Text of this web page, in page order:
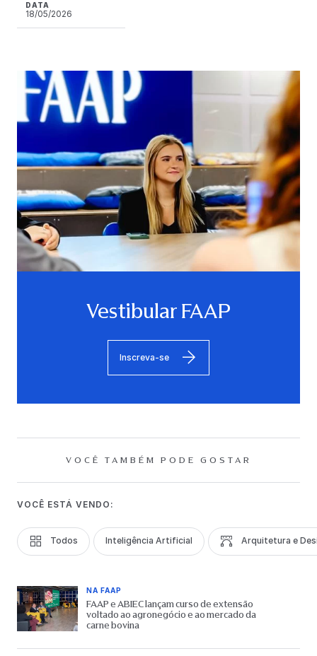
DATA
18/05/2026
Vestibular FAAP
Inscreva-se
VOCÊ TAMBÉM PODE GOSTAR
VOCÊ ESTÁ VENDO:
Todos Inteligência Artificial Arquitetura e
NA FAAP
FAAP e ABIEC lançam curso de extensão
voltado ao agronegócio e ao mercado da
carne bovina